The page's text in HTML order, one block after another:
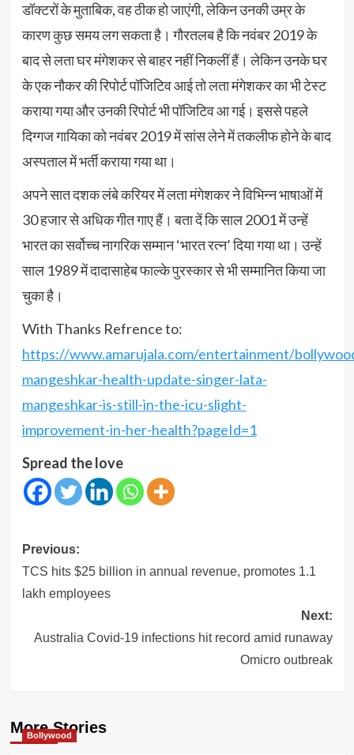
डॉक्टरों के मुताबिक, वह ठीक हो जाएंगी, लेकिन उनकी उम्र के
कारण कुछ समय लग सकता है। गौरतलब है कि नवंबर 2019 के
बाद से लता घर मंगेशकर से बाहर नहीं निकलीं हैं। लेकिन उनके घर
के एक नौकर की रिपोर्ट पॉजिटिव आई तो लता मंगेशकर का भी टेस्ट
कराया गया और उनकी रिपोर्ट भी पॉजिटिव आ गई। इससे पहले
दिग्गज गायिका को नवंबर 2019 में सांस लेने में तकलीफ होने के बाद
अस्पताल में भर्ती कराया गया था।
अपने सात दशक लंबे करियर में लता मंगेशकर ने विभिन्न भाषाओं में
30 हजार से अधिक गीत गाए हैं। बता दें कि साल 2001 में उन्हें
भारत का सर्वोच्च नागरिक सम्मान ‘भारत रत्न’ दिया गया था। उन्हें
साल 1989 में दादासाहेब फाल्के पुरस्कार से भी सम्मानित किया जा
चुका है।
With Thanks Refrence to:
https://www.amarujala.com/entertainment/
mangeshkar-health-update-singer-lata-
mangeshkar-is-still-in-the-icu-slight-
improvement-in-her-health?pageId=1
Spread the love
Post
navigation
Previous:
TCS hits $25 billion in annual revenue, promotes 1.1
lakh employees
Next:
Australia Covid-19 infections hit record amid runaway
Omicro outbreak
More Stories
Bollywood